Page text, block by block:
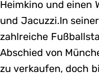
Heimkino und einen
und Jacuzzi.In
zahlreiche
Abschied von
zu verkaufen, doch